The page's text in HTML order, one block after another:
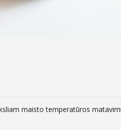
maisto temperatūros